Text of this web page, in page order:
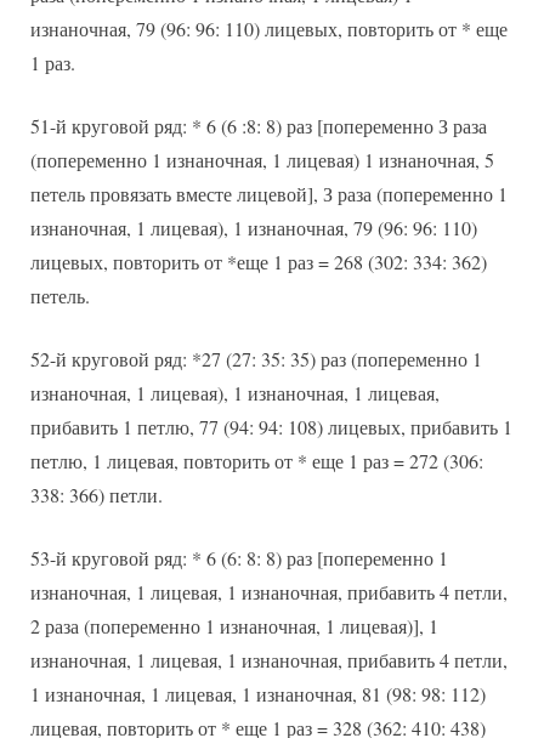
изнаночная, 79 (96: 96: 110) лицевых, повторить от * еще
1 раз.
51-й круговой ряд: * 6 (6 :8: 8) раз [попеременно З раза
(попеременно 1 изнаночная, 1 лицевая) 1 изнаночная, 5
петель провязать вместе лицевой], З раза (попеременно 1
изнаночная, 1 лицевая), 1 изнаночная, 79 (96: 96: 110)
лицевых, повторить от *еще 1 раз = 268 (302: 334: 362)
петель.
52-й круговой ряд: *27 (27: 35: 35) раз (попеременно 1
изнаночная, 1 лицевая), 1 изнаночная, 1 лицевая,
прибавить 1 петлю, 77 (94: 94: 108) лицевых, прибавить 1
петлю, 1 лицевая, повторить от * еще 1 раз = 272 (306:
338: 366) петли.
53-й круговой ряд: * 6 (6: 8: 8) раз [попеременно 1
изнаночная, 1 лицевая, 1 изнаночная, прибавить 4 петли,
2 раза (попеременно 1 изнаночная, 1 лицевая)], 1
изнаночная, 1 лицевая, 1 изнаночная, прибавить 4 петли,
1 изнаночная, 1 лицевая, 1 изнаночная, 81 (98: 98: 112)
лицевая, повторить от * еще 1 раз = 328 (362: 410: 438)